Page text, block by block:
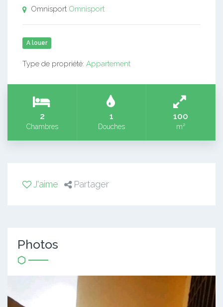
Omnisport Omnisport
A louer
Type de propriété: Appartement
2
Chambres
1
Douches
100
m²
J'aime Partager
Photos